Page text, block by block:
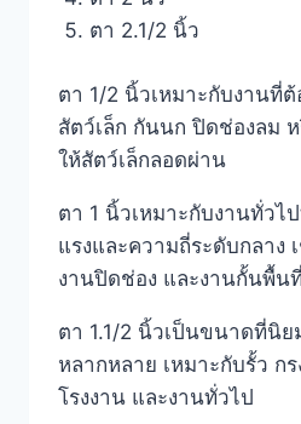
ตา 2.1/2 นิ้ว
ตา 1/2 นิ้วเหมาะกับงานที่ต้
สัตว์เล็ก กันนก ปิดช่องลม
ให้สัตว์เล็กลอดผ่าน
ตา 1 นิ้วเหมาะกับงานทั่วไ
แรงและความถี่ระดับกลาง
งานปิดช่อง และงานกั้นพื้นที่
ตา 1.1/2 นิ้วเป็นขนาดที่นิย
หลากหลาย เหมาะกับรั้ว ก
โรงงาน และงานทั่วไป